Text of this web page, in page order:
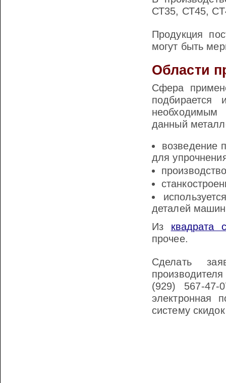
СТ35, СТ45,
Продукция
могут быть
Области
Сфера
подбирается
данный
возведение
для
деталей
Из квадрата
прочее.
Сделать
(929) 567-47-
электронная
систему